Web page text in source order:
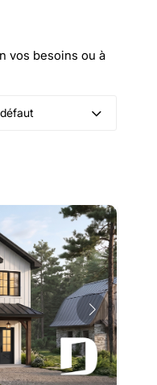
vos besoins ou à